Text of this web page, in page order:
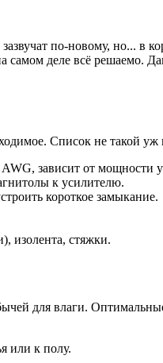
по-новому, но... в
деле всё решаемо.
Список не такой
зависит от мощности
к усилителю.
короткое замыкание.
изолента, стяжки.
для влаги.
или к полу.